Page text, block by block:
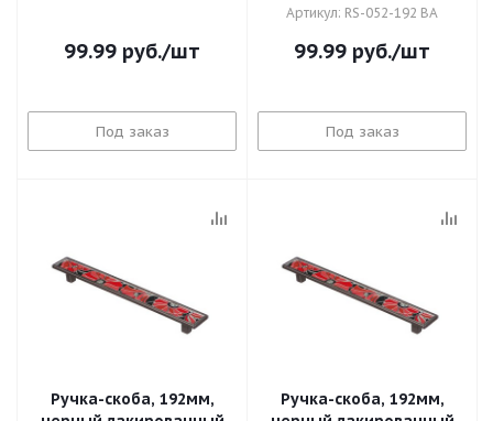
99.99 руб./шт
Под заказ
Артикул: RS-052-192 BA
99.99 руб./шт
Под заказ
Ручка-скоба, 192мм,
Ручка-скоба, 192мм,